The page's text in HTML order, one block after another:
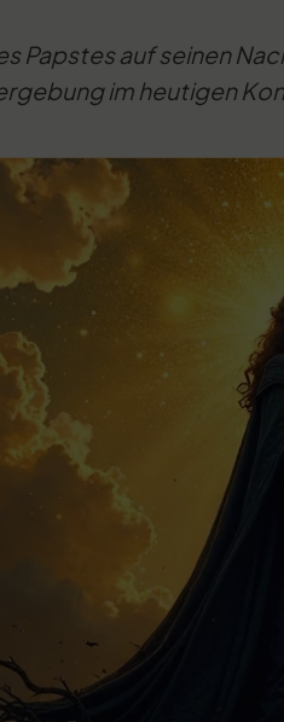
Papstes auf seinen
im heutigen